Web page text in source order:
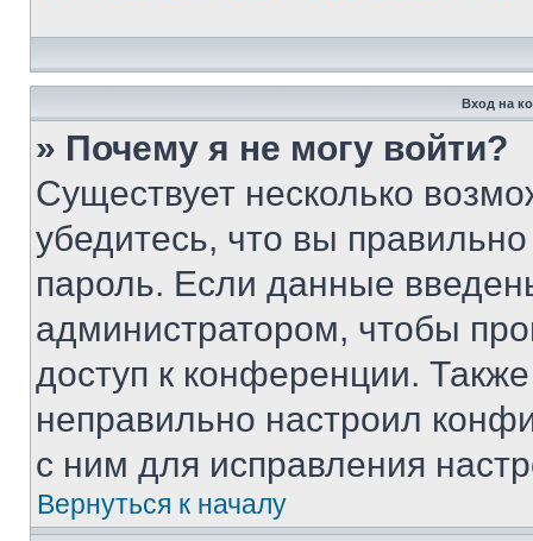
Вход на
» Почему я не могу войти?
Существует несколько
убедитесь, что вы
пароль. Если данные
администратором, чтобы
доступ к конференции.
неправильно настроил
с ним для исправления
Вернуться к началу